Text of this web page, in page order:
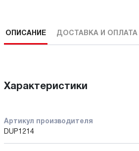
ОПИСАНИЕ ДОСТАВКА И ОПЛАТА
Характеристики
Артикул производителя
DUP1214